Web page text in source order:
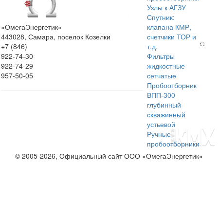
«ОмегаЭнергетик»
443028, Самара, поселок Козелки
+7 (846)
922-74-30
922-74-29
957-50-05
Узлы к АГЗУ
Спутник:
клапана КМР,
счетчики ТОР и
т.д.
Фильтры
жидкостные
сетчатые
Пробоотборник
ВПП-300
глубинный
скважинный
устьевой
Ручные
пробоотборники
© 2005-2026, Официальный сайт ООО «ОмегаЭнергетик»